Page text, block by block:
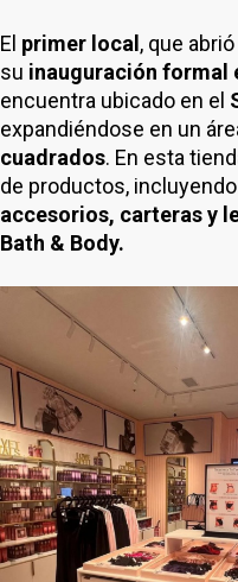
El primer local , que
su inauguración formal
encuentra ubicado en el
expandiéndose en un
cuadrados. En esta
de productos, incluyendo
accesorios, carteras y
Bath & Body.